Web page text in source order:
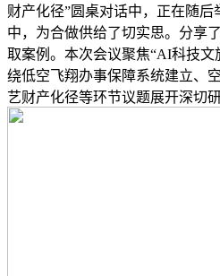
财产化径”圆桌对话中，正在随
中，为合做供给了切实思。分享
取案例。本次会议聚焦“AI科技文
绕低空飞翔办事保障系统建立、
艺财产化径等环节议题展开深切研